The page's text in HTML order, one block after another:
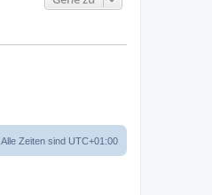
Alle Zeiten sind UTC+01:00